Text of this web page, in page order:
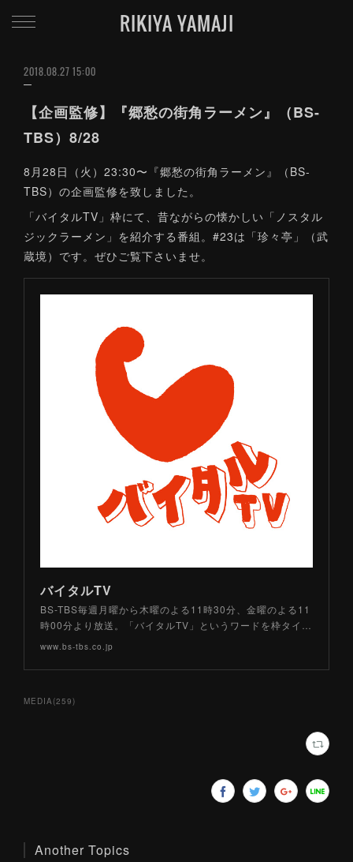
RIKIYA YAMAJI
2018.08.27 15:00
【企画監修】『郷愁の街角ラーメン』（BS-
TBS）8/28
8月28日（火）23:30〜『郷愁の街角ラーメン』（BS-
TBS）の企画監修を致しました。
「バイタルTV」枠にて、昔ながらの懐かしい「ノスタル
ジックラーメン」を紹介する番組。#23は「珍々亭」（武
蔵境）です。ぜひご覧下さいませ。
バイタルTV
BS-TBS毎週月曜から木曜のよる11時30分、金曜のよる11
時00分より放送。「バイタルTV」というワードを枠タイ…
www.bs-tbs.co.jp
MEDIA(259)
Another Topics